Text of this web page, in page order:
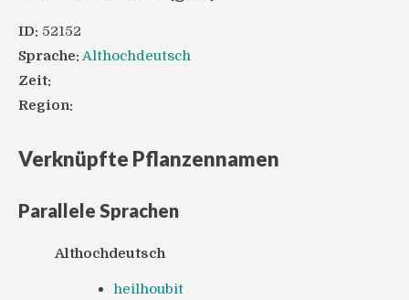
ID: 52152
Sprache: Althochdeutsch
Zeit:
Region:
Verknüpfte Pflanzennamen
Parallele Sprachen
Althochdeutsch
heilhoubit